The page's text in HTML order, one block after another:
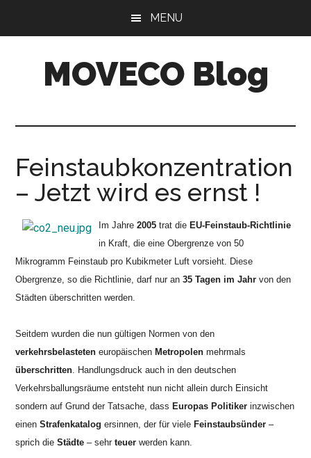
MENU
MOVECO Blog
aus
Feinstaubkonzentration
– Jetzt wird es ernst !
Im Jahre2005trat die EU-Feinstaub-Richtlinie
in Kraft, die eine Obergrenze von 50
Mikrogramm Feinstaub pro Kubikmeter Luft vorsieht. Diese
Obergrenze, so die Richtlinie, darf nur an35 Tagen im Jahrvon den
Städten überschritten werden.
Seitdem wurden die nun gültigen Normen von den
verkehrsbelasteten europäischen Metropolen mehrmals
überschritten. Handlungsdruck auch in den deutschen
Verkehrsballungsräume entsteht nun nicht allein durch Einsicht
sondern auf Grund der Tatsache, dass Europas Politiker inzwischen
einenStrafenkatalog ersinnen, der fürviele Feinstaubsünder –
sprich dieStädte – sehrteuer werden kann.